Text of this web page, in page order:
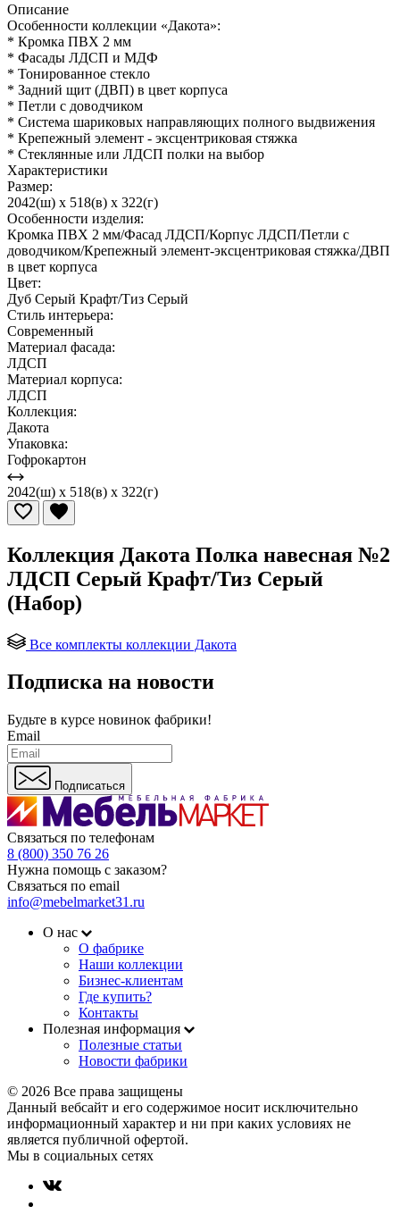
Описание
Особенности коллекции «Дакота»:
* Кромка ПВХ 2 мм
* Фасады ЛДСП и МДФ
* Тонированное стекло
* Задний щит (ДВП) в цвет корпуса
* Петли с доводчиком
* Система шариковых направляющих полного выдвижения
* Крепежный элемент - эксцентриковая стяжка
* Стеклянные или ЛДСП полки на выбор
Характеристики
Размер:
2042(ш) x 518(в) x 322(г)
Особенности изделия:
Кромка ПВХ 2 мм/Фасад ЛДСП/Корпус ЛДСП/Петли с
доводчиком/Крепежный элемент-эксцентриковая стяжка/ДВП
в цвет корпуса
Цвет:
Дуб Серый Крафт/Тиз Серый
Стиль интерьера:
Современный
Материал фасада:
ЛДСП
Материал корпуса:
ЛДСП
Коллекция:
Дакота
Упаковка:
Гофрокартон
2042(ш) x 518(в) x 322(г)
Коллекция Дакота Полка навесная №2
ЛДСП Серый Крафт/Тиз Серый
(Набор)
Все комплекты коллекции Дакота
Подписка на новости
Будьте в курсе новинок фабрики!
Email
Подписаться
Связаться по телефонам
8 (800) 350 76 26
Нужна помощь с заказом?
Связаться по email
info@mebelmarket31.ru
О нас
О фабрике
Наши коллекции
Бизнес-клиентам
Где купить?
Контакты
Полезная информация
Полезные статьи
Новости фабрики
© 2026 Все права защищены
Данный вебсайт и его содержимое носит исключительно
информационный характер и ни при каких условиях не
является публичной офертой.
Мы в социальных сетях